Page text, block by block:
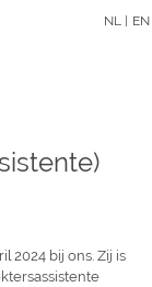
NL | EN
2024 bij ons. Zij is